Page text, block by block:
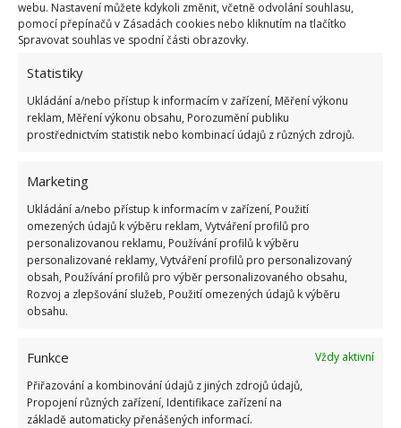
webu. Nastavení můžete kdykoli změnit, včetně odvolání souhlasu,
pomocí přepínačů v Zásadách cookies nebo kliknutím na tlačítko
Spravovat souhlas ve spodní části obrazovky.
Statistiky
Ukládání a/nebo přístup k informacím v zařízení, Měření výkonu
reklam, Měření výkonu obsahu, Porozumění publiku
prostřednictvím statistik nebo kombinací údajů z různých zdrojů.
Marketing
Ukládání a/nebo přístup k informacím v zařízení, Použití
omezených údajů k výběru reklam, Vytváření profilů pro
personalizovanou reklamu, Používání profilů k výběru
personalizované reklamy, Vytváření profilů pro personalizovaný
obsah, Používání profilů pro výběr personalizovaného obsahu,
Rozvoj a zlepšování služeb, Použití omezených údajů k výběru
obsahu.
Funkce
Vždy aktivní
Přiřazování a kombinování údajů z jiných zdrojů údajů,
Propojení různých zařízení, Identifikace zařízení na
základě automaticky přenášených informací.
přesazení ven, jakmile to počasí dovolí. Sazenice je
vhodné před výsadbou na trvalé místo otužovat, což
znamená postupně je zvykat na venkovní podmínky.
Co jste možná nevěděli…
Při pěstování okurek dbejte na správnou péči, která
před škůdci a chorobami. Pro zlepšení výživy rostlin
a prevenci chorob je možné do výsadbových jam
přidat přípravky obsahující trichoderma, což jsou
užitečné houbypodporující zdravý vývoj rostlin.
Kromě lunárního kalendáře je tedy důležité zvážit
celou řadu faktorů, které mohou ovlivnit úspěšnost
sepsali,
jak pěstovat a zavařovat okurky s koprem